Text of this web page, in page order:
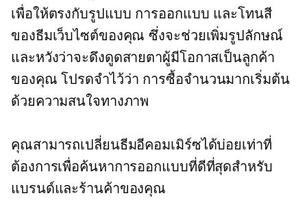
เพื่อให้ตรงกับรูปแบบ การออกแบบ และโทนสี
ของธีมเว็บไซต์ของคุณ ซึ่งจะช่วยเพิ่มรูปลักษณ์
และหวังว่าจะดึงดูดสายตาผู้มีโอกาสเป็นลูกค้า
ของคุณ โปรดจำไว้ว่า การซื้อจำนวนมากเริ่มต้น
ด้วยความสนใจทางภาพ
คุณสามารถเปลี่ยนธีมอีคอมเมิร์ซได้บ่อยเท่าที่
ต้องการเพื่อค้นหาการออกแบบที่ดีที่สุดสำหรับ
แบรนด์และร้านค้าของคุณ